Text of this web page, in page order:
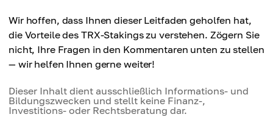
Wir hoffen, dass Ihnen dieser Leitfaden geholfen hat,
die Vorteile des TRX-Stakings zu verstehen. Zögern Sie
nicht, Ihre Fragen in den Kommentaren unten zu stellen
— wir helfen Ihnen gerne weiter!
Dieser Inhalt dient ausschließlich Informations- und
Bildungszwecken und stellt keine Finanz-,
Investitions- oder Rechtsberatung dar.